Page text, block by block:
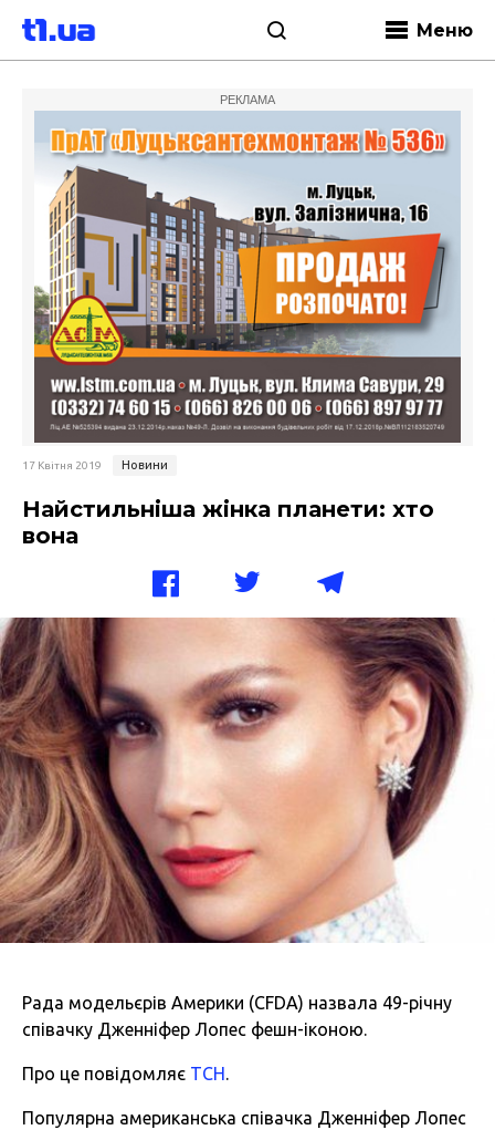
Меню
РЕКЛАМА
17 Квітня 2019 Новини
Найстильніша жінка планети: хто
вона
Рада модельєрів Америки (CFDA) назвала 49-річну
співачку Дженніфер Лопес фешн-іконою.
Про це повідомляє ТСН.
Популярна американська співачка Дженніфер Лопес